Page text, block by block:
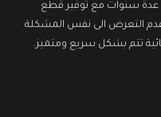
عدة سنوات مع توفير قطع
التعرض الى نفس المشكلة
تتم بشكل سريع ومتميز.